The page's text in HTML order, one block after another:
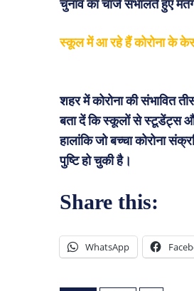
चुनाव का चार्ज संभालते हुए
स्कूल में आ रहे हैं कोरोना के
शहर में कोरोना की संभावित
बता दें कि स्कूलों से स्टूडेंट्स और
हालांकि जो बच्चा कोरोना
पुष्टि हो चुकी है।
Share this:
WhatsApp